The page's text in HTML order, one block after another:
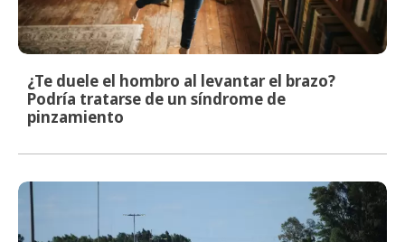
¿Te duele el hombro al levantar el brazo?
Podría tratarse de un síndrome de
pinzamiento